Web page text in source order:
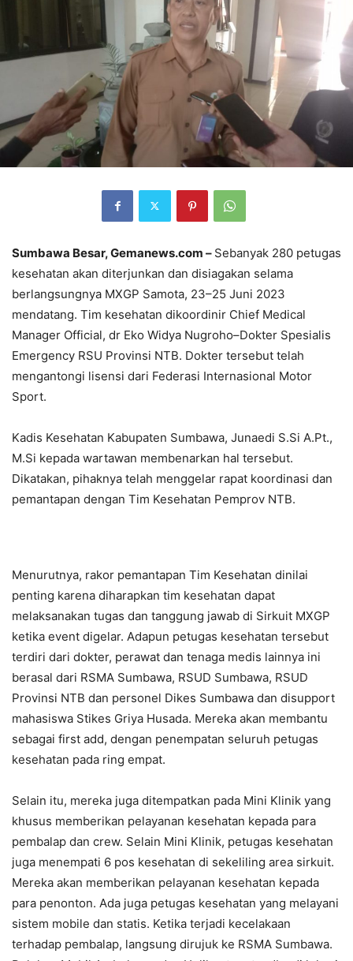
Sumbawa Besar, Gemanews.com – Sebanyak 280 petugas
kesehatan akan diterjunkan dan disiagakan selama
berlangsungnya MXGP Samota, 23–25 Juni 2023
mendatang. Tim kesehatan dikoordinir Chief Medical
Manager Official, dr Eko Widya Nugroho–Dokter Spesialis
Emergency RSU Provinsi NTB. Dokter tersebut telah
mengantongi lisensi dari Federasi Internasional Motor
Sport.
Kadis Kesehatan Kabupaten Sumbawa, Junaedi S.Si A.Pt.,
M.Si kepada wartawan membenarkan hal tersebut.
Dikatakan, pihaknya telah menggelar rapat koordinasi dan
pemantapan dengan Tim Kesehatan Pemprov NTB.
Menurutnya, rakor pemantapan Tim Kesehatan dinilai
penting karena diharapkan tim kesehatan dapat
melaksanakan tugas dan tanggung jawab di Sirkuit MXGP
ketika event digelar. Adapun petugas kesehatan tersebut
terdiri dari dokter, perawat dan tenaga medis lainnya ini
berasal dari RSMA Sumbawa, RSUD Sumbawa, RSUD
Provinsi NTB dan personel Dikes Sumbawa dan disupport
mahasiswa Stikes Griya Husada. Mereka akan membantu
sebagai first add, dengan penempatan seluruh petugas
kesehatan pada ring empat.
Selain itu, mereka juga ditempatkan pada Mini Klinik yang
khusus memberikan pelayanan kesehatan kepada para
pembalap dan crew. Selain Mini Klinik, petugas kesehatan
juga menempati 6 pos kesehatan di sekeliling area sirkuit.
Mereka akan memberikan pelayanan kesehatan kepada
para penonton. Ada juga petugas kesehatan yang melayani
sistem mobile dan statis. Ketika terjadi kecelakaan
terhadap pembalap, langsung dirujuk ke RSMA Sumbawa.